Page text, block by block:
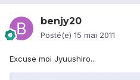
benjy20
Posté(e) 15 mai 2011
Excuse moi Jyuushiro...